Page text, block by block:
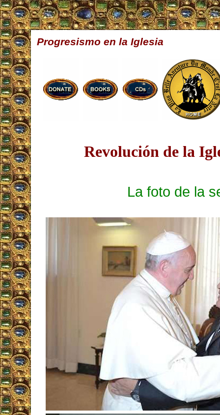
Progresismo en la Iglesia
Revolución de la
La foto de la